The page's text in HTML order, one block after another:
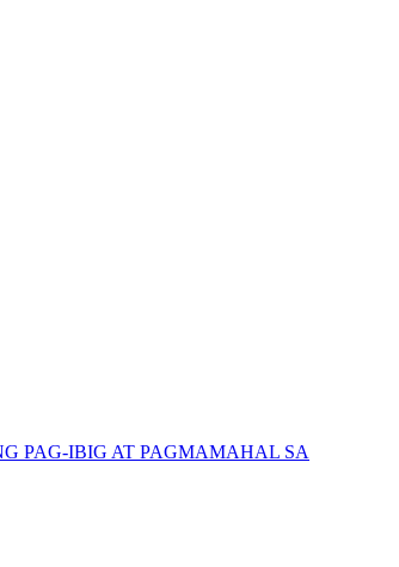
PAG-IBIG AT PAGMAMAHAL SA